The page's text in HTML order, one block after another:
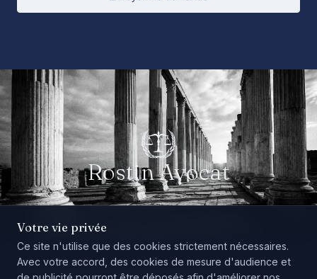
Rostin Avocat
Mentions légalesPolitique de confidentialité
Votre vie privée
Ce site n'utilise que des cookies strictement nécessaires.
Avec votre accord, des cookies de mesure d'audience et